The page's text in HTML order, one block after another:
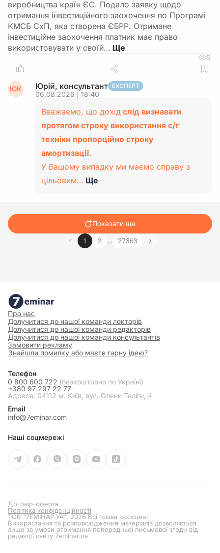
виробництва країн ЄС. Подало заявку щодо
отримання інвестиційного заохочення по Програмі
КМСБ СхП, яка створена ЄБРР. Отримане
інвестиційне заохочення платник має право
використовувати у своїй…
5
ЮК Юрій, консультант ЕКСПЕРТ
06.08.2026 | 18:40
Вважаємо, що дохід слід визнавати
протягом строку використання с/г
техніки пропорційно строку
амортизації.
У Вашому випадку ми маємо справу з
цільовим… Ще
Показати ще
1 2 … 27363
Про нас
Долучитися до нашої команди лекторів
Долучитися до нашої команди редакторів
Долучитися до нашої команди консультантів
Замовити рекламу
Знайшли помилку або маєте гарну ідею?
Телефон
0 800 600 722 (безкоштовно по Україні)
+380 97 297 22 77
Адреса: 04112 м. Київ, вул. Олени Теліги, 4
Email
info@7eminar.com
Наші соцмережі
Договір-оферта
Політика конфіденційності
ТОВ "7ЕМІНАР УА", 2026 Всі права захищені
Використання та розповсюдження матеріалів дозволяється
лише за умови отримання попередньої письмової згоди від
редакції сайту 7eminar.ua